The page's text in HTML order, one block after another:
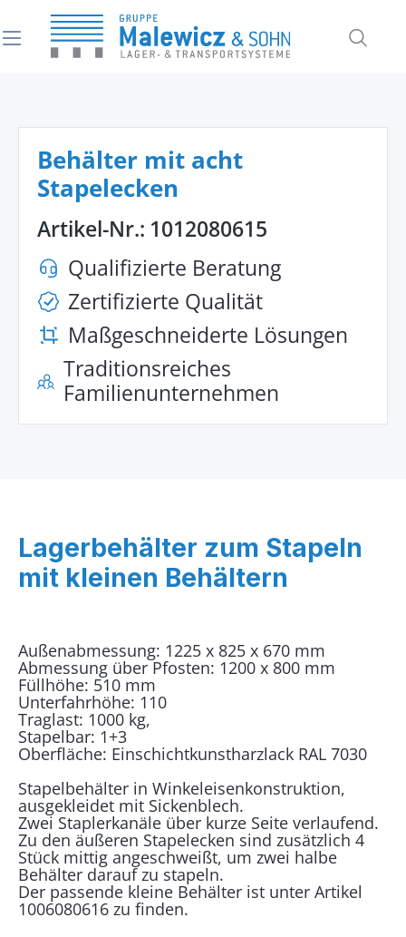
springen
Behälter mit acht
Stapelecken
Artikel-Nr.: 1012080615
Qualifizierte Beratung
Zertifizierte Qualität
Maßgeschneiderte Lösungen
Traditionsreiches
Familienunternehmen
Lagerbehälter zum Stapeln
mit kleinen Behältern
Außenabmessung: 1225 x 825 x 670 mm
Abmessung über Pfosten: 1200 x 800 mm
Füllhöhe: 510 mm
Unterfahrhöhe: 110
Traglast: 1000 kg,
Stapelbar: 1+3
Oberfläche: Einschichtkunstharzlack RAL 7030
Stapelbehälter in Winkeleisenkonstruktion,
ausgekleidet mit Sickenblech.
Zwei Staplerkanäle über kurze Seite verlaufend.
Zu den äußeren Stapelecken sind zusätzlich 4
Stück mittig angeschweißt, um zwei halbe
Behälter darauf zu stapeln.
Der passende kleine Behälter ist unter Artikel
1006080616 zu finden.